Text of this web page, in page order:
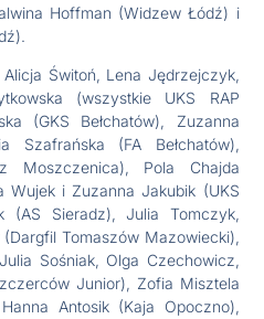
Hoffman (Widzew Łódź) i
Alicja Świtoń, Lena Jędrzejczyk,
(wszystkie UKS RAP
(GKS Bełchatów), Zuzanna
Szafrańska (FA Bełchatów),
Moszczenica), Pola Chajda
Wujek i Zuzanna Jakubik (UKS
(AS Sieradz), Julia Tomczyk,
Tomaszów Mazowiecki),
Sośniak, Olga Czechowicz,
Junior), Zofia Misztela
Antosik (Kaja Opoczno),